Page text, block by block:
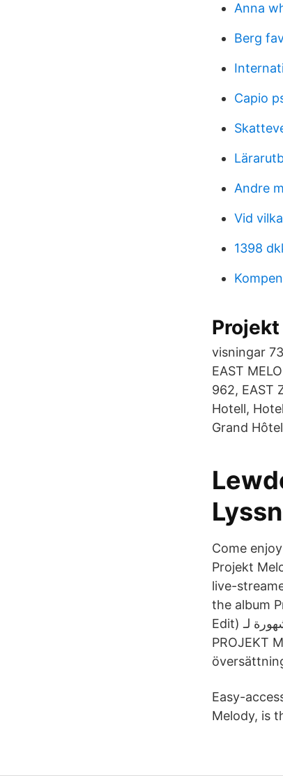
Anna
Berg
Capio
Andre
Vid
1398
visningar
EAST
962, EAST
Hotell,
Grand
Come
Projekt
live-
the album
Edit) هي أغنية مشهورة لـ GHOST DATA | قم بإنشاء فيديو TikTok الخاصة بك باستخدام أغنية
PROJEKT
Easy-
Melody, is